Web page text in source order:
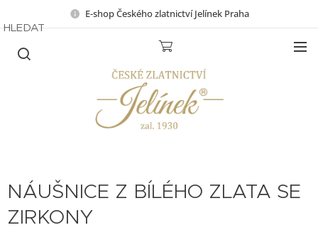
E-shop Českého zlatnictví Jelínek Praha
HLEDAT
NÁUŠNICE Z BÍLÉHO ZLATA SE
ZIRKONY